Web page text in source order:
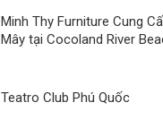
Minh Thy Furniture Cung
Mây tại Cocoland River
Teatro Club Phú Quốc